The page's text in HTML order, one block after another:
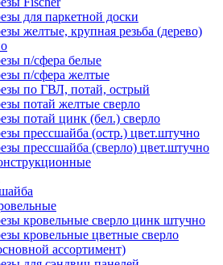
для паркетной доски
желтые, крупная резьба (дерево)
п/сфера белые
п/сфера желтые
по ГВЛ, потай, острый
потай желтые сверло
потай цинк (бел.) сверло
прессшайба (остр.) цвет.штучно
прессшайба (сверло) цвет.штучно
кровельные сверло цинк штучно
кровельные цветные сверло
ассортимент)